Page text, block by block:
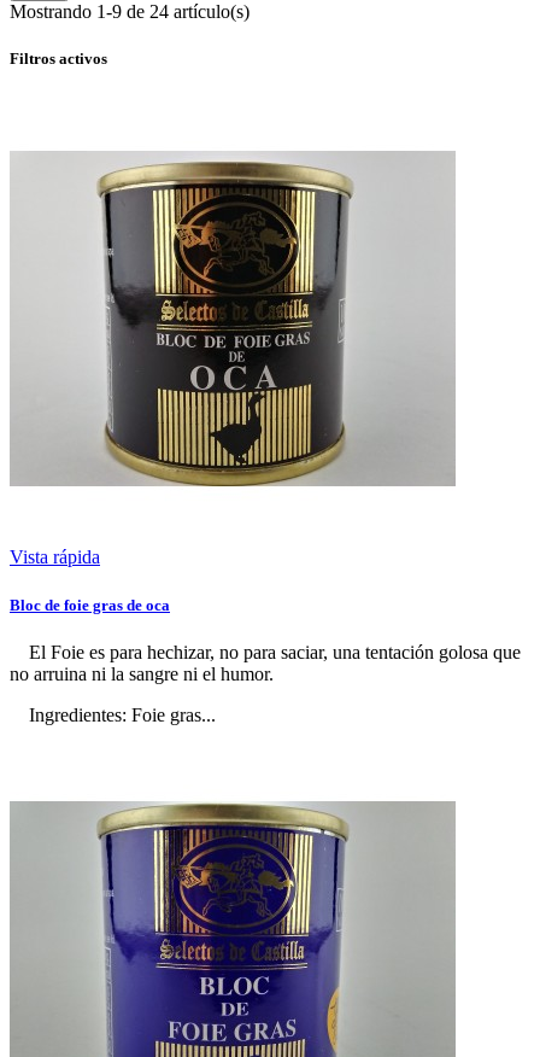
Mostrando 1-9 de 24 artículo(s)
Filtros activos
Vista rápida
Bloc de foie gras de oca
El Foie es para hechizar, no para saciar, una tentación golosa que
no arruina ni la sangre ni el humor.
Ingredientes: Foie gras...